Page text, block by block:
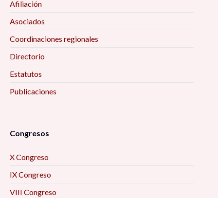
Afiliación
Asociados
Coordinaciones regionales
Directorio
Estatutos
Publicaciones
Congresos
X Congreso
IX Congreso
VIII Congreso